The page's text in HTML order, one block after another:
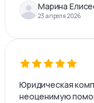
Марина
23 апреля 2026
Юридическая
неоценимую